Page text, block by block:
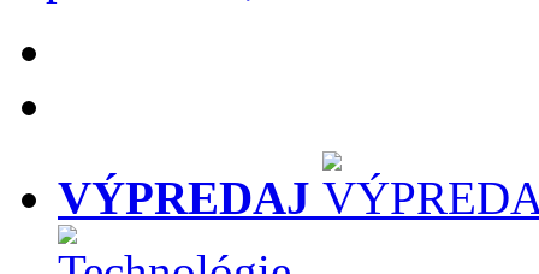
VÝPREDAJ